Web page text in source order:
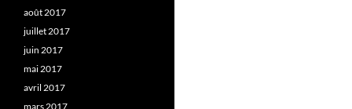
août 2017
juillet 2017
juin 2017
mai 2017
avril 2017
mars 2017